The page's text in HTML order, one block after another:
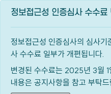
정보접근성 인증심사 수수료
정보접근성 인증심사의 심사기
사 수수료 일부가 개편됩니다.
변경된 수수료는 2025년 3월
내용은 공지사항을 참고 부탁